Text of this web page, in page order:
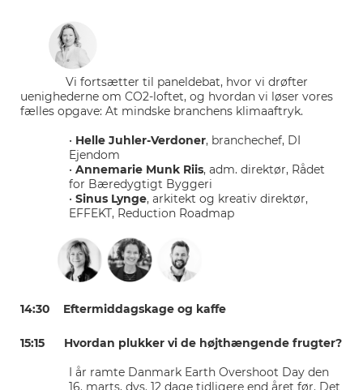
Vi fortsætter til paneldebat, hvor vi drøfter
uenighederne om CO2-loftet, og hvordan vi løser vores
fælles opgave: At mindske branchens klimaaftryk.
• Helle Juhler-Verdoner, branchechef, DI
Ejendom
• Annemarie Munk Riis, adm. direktør, Rådet
for Bæredygtigt Byggeri
• Sinus Lynge, arkitekt og kreativ direktør,
EFFEKT, Reduction Roadmap
14:30 Eftermiddagskage og kaffe
15:15 Hvordan plukker vi de højthængende frugter?
I år ramte Danmark Earth Overshoot Day den
16. marts, dvs. 12 dage tidligere end året før. Det